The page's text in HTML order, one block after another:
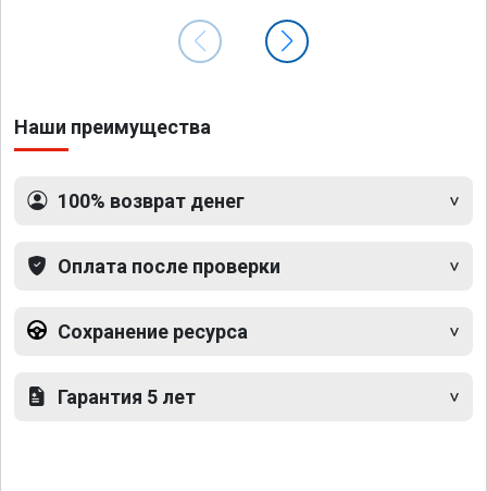
Наши преимущества
100% возврат денег
Оплата после проверки
Сохранение ресурса
Гарантия 5 лет